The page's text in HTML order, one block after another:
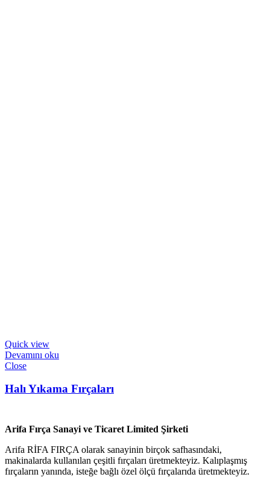
Quick view
Devamını oku
Close
Halı Yıkama Fırçaları
Arifa Fırça Sanayi ve Ticaret Limited Şirketi
Arifa RİFA FIRÇA olarak sanayinin birçok safhasındaki,
makinalarda kullanılan çeşitli fırçaları üretmekteyiz. Kalıplaşmış
fırçaların yanında, isteğe bağlı özel ölçü fırçalarıda üretmekteyiz.